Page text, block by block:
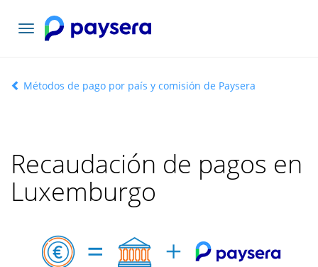
Toggle
navigation
Métodos de pago por país y comisión de Paysera
Recaudación de pagos en
Luxemburgo